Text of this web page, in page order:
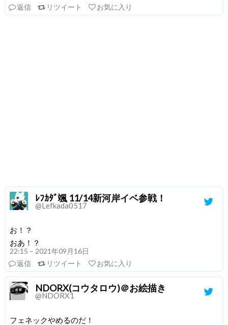
返信
リツイート お気に入り
ﾚﾌｶﾀﾞ颯 11/14新河岸イベ参戦！
@Lefkada0517
お！？
おあ！？
22:15 – 2021年09月16日
返信
リツイート お気に入り
NDORX(コウタロウ)＠お絵描き
@NDORX1
フェネックやめるのだ！